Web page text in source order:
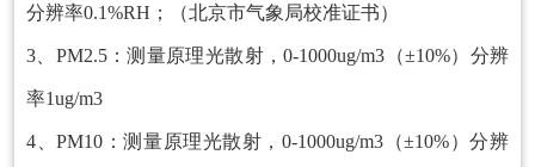
分辨率0.1%RH；（北京市气象局校准证书）
3、PM2.5：测量原理光散射，0-1000ug/m3（±10%）分辨
率1ug/m3
4、PM10：测量原理光散射，0-1000ug/m3（±10%）分辨